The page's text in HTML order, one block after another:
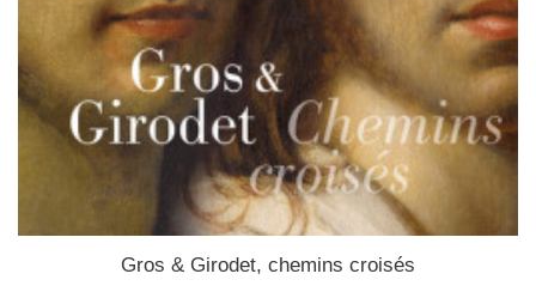
Gros & Girodet, chemins croisés